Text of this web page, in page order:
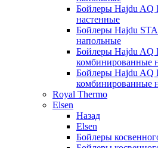
Бойлеры Hajdu AQ
настенные
Бойлеры Hajdu
напольные
Бойлеры Hajdu AQ
комбинированные
Бойлеры Hajdu AQ
комбинированные
Royal Thermo
Elsen
Назад
Elsen
Бойлеры